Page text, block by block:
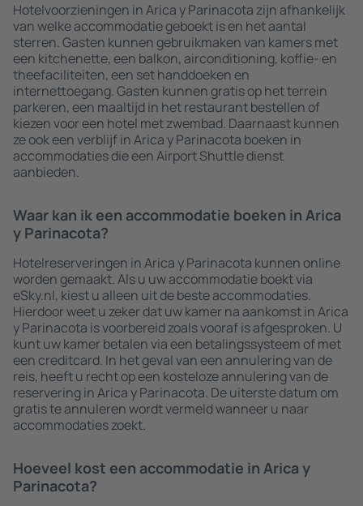
Hotelvoorzieningen in Arica y Parinacota zijn afhankelijk
van welke accommodatie geboekt is en het aantal
sterren. Gasten kunnen gebruikmaken van kamers met
een kitchenette, een balkon, airconditioning, koffie- en
theefaciliteiten, een set handdoeken en
internettoegang. Gasten kunnen gratis op het terrein
parkeren, een maaltijd in het restaurant bestellen of
kiezen voor een hotel met zwembad. Daarnaast kunnen
ze ook een verblijf in Arica y Parinacota boeken in
accommodaties die een Airport Shuttle dienst
aanbieden.
Waar kan ik een accommodatie boeken in Arica
y Parinacota?
Hotelreserveringen in Arica y Parinacota kunnen online
worden gemaakt. Als u uw accommodatie boekt via
eSky.nl, kiest u alleen uit de beste accommodaties.
Hierdoor weet u zeker dat uw kamer na aankomst in Arica
y Parinacota is voorbereid zoals vooraf is afgesproken. U
kunt uw kamer betalen via een betalingssysteem of met
een creditcard. In het geval van een annulering van de
reis, heeft u recht op een kosteloze annulering van de
reservering in Arica y Parinacota. De uiterste datum om
gratis te annuleren wordt vermeld wanneer u naar
accommodaties zoekt.
Hoeveel kost een accommodatie in Arica y
Parinacota?